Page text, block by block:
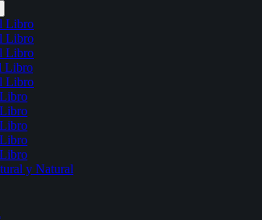
Libro
Libro
Libro
Libro
Libro
y Natural